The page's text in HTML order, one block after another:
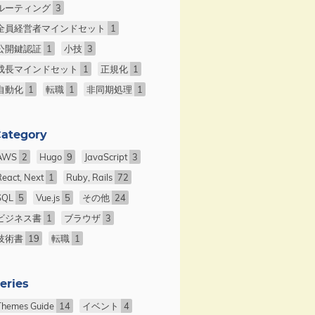
ーティング 3
員経営者マインドセット
1
開鍵認証 1 小技 3
長マインドセット
1 正規化 1
動化 1 転職 1 非同期処理 1
2 Hugo 9 JavaScript 3
Next 1 Ruby, Rails 72
5 Vue.js 5 その他 24
ジネス書 1 ブラウザ 3
術書 19 転職 1
Guide 14 イベント 4